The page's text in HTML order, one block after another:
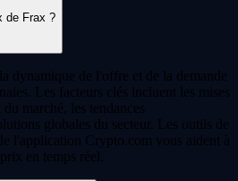
de Frax ?
dynamique de l'offre et de la demande
Les facteurs clés incluent les mises
marché, les tendances
globales du secteur. Les outils de
l'application Crypto.com vous aident à
en temps réel.